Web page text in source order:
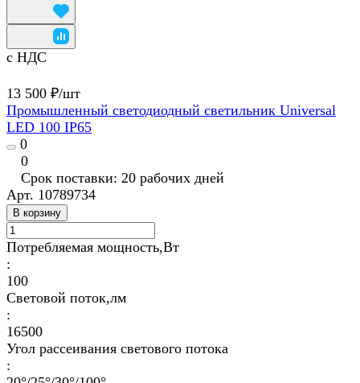
с НДС
13 500 ₽/шт
Промышленный светодиодный светильник Universal
LED 100 IP65
0
0
Срок поставки: 20 рабочих дней
Арт. 10789734
В корзину
Потребляемая мощность,Вт
:
100
Световой поток,лм
:
16500
Угол рассеивания светового потока
: